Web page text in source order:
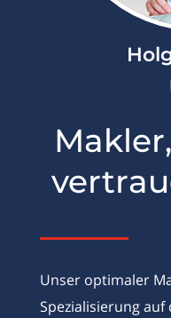
Unser optimaler
Spezialisierung